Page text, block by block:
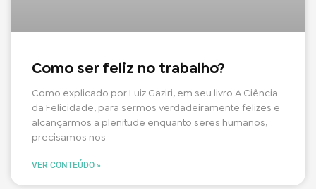
Como ser feliz no trabalho?
Como explicado por Luiz Gaziri, em seu livro A Ciência
da Felicidade, para sermos verdadeiramente felizes e
alcançarmos a plenitude enquanto seres humanos,
precisamos nos
VER CONTEÚDO »